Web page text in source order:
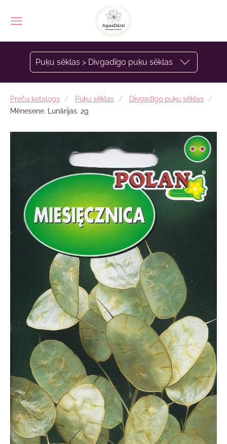
Puķu sēklas > Divgadīgo puķu sēklas
Preču katalogs Puķu sēklas
Divgadīgo puķu sēklas
Mēnesene. Lunārijas. 2g